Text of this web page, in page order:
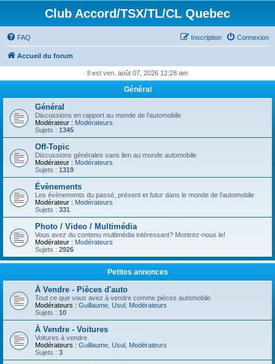
Club Accord/TSX/TL/CL Quebec
FAQ Connexion
Inscription
Accueil du forum
Il est ven. août 07, 2026 12:28 am
Général
Général
Discussions en rapport au monde de l'automobile
Modérateur : Modérateurs
Sujets : 1345
Off-Topic
Discussions générales sans lien au monde automobile
Modérateur : Modérateurs
Sujets : 1319
Évènements
Les évènements du passé, présent et futur dans le monde de l'automobile
Modérateur : Modérateurs
Sujets : 331
Photo / Video / Multimédia
Vous avez du contenu multimédia intéressant? Montrez-nous le!
Modérateur : Modérateurs
Sujets : 2926
Petites annonces
À Vendre - Pièces d'auto
Tout ce que vous avez à vendre comme pièces automobile.
Modérateurs : Guillaume Usul Modérateurs
Sujets : 10
À Vendre - Voitures
Voitures à vendre.
Modérateurs : Guillaume Usul Modérateurs
Sujets : 3